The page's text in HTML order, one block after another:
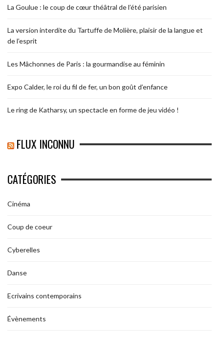
La Goulue : le coup de cœur théâtral de l’été parisien
La version interdite du Tartuffe de Molière, plaisir de la langue et
de l’esprit
Les Mâchonnes de Paris : la gourmandise au féminin
Expo Calder, le roi du fil de fer, un bon goût d’enfance
Le ring de Katharsy, un spectacle en forme de jeu vidéo !
FLUX INCONNU
CATÉGORIES
Cinéma
Coup de coeur
Cyberelles
Danse
Ecrivains contemporains
Évènements